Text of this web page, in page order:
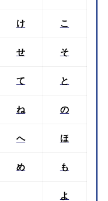
け こ
せ そ
て と
ね の
へ ほ
め も
よ